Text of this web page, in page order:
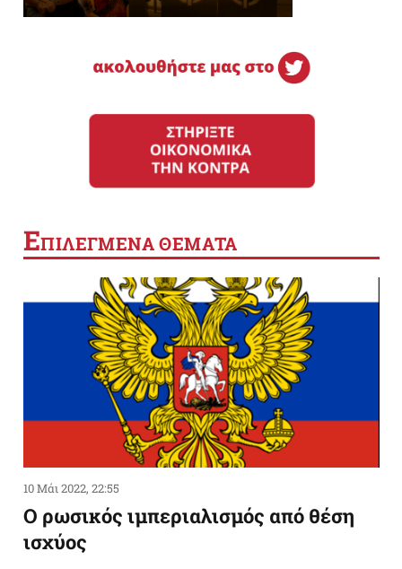
ΕΠΙΛΕΓΜΕΝΑ ΘΕΜΑΤΑ
10 Μάι 2022, 22:55
Ο ρωσικός ιμπεριαλισμός από θέση
ισχύος